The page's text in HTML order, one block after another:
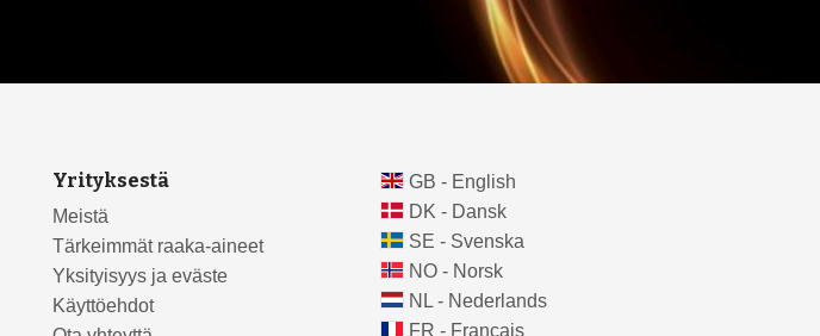
Yrityksestä
Meistä
Tärkeimmät raaka-aineet
Yksityisyys ja eväste
Käyttöehdot
GB - English
DK - Dansk
SE - Svenska
NO - Norsk
NL - Nederlands
FR - Français